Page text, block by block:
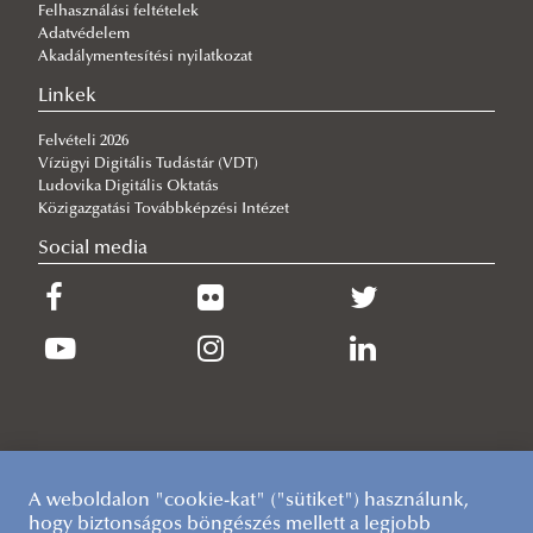
2026/07/21
VTK-s elismerések az egyetemi tanévzárón
2026/07/14
Sikerrel rendezték meg a Környezettudományi Terepgyakorlatot
2026/07/13
Sikerrel zárult a jubileumi 20. ERB Konferencia Baján
Felhasználási feltételek
Adatvédelem
Akadálymentesítési nyilatkozat
Linkek
Felvételi 2026
Vízügyi Digitális Tudástár (VDT)
Ludovika Digitális Oktatás
Közigazgatási Továbbképzési Intézet
Social media
A weboldalon "cookie-kat" ("sütiket") használunk,
hogy biztonságos böngészés mellett a legjobb